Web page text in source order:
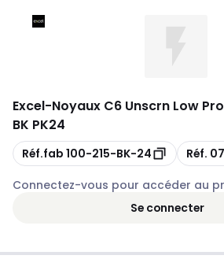
Excel-Noyaux C6 Unscrn Low
BK PK24
Copie
Réf.fab 100-215-BK-24 Copie
Réf.
Connectez-vous pour accéder au
Se connecter